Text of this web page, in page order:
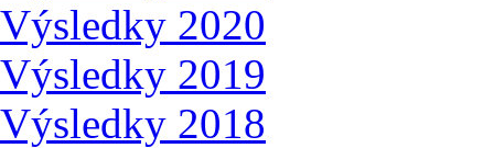
Výsledky 2020
Výsledky 2019
Výsledky 2018